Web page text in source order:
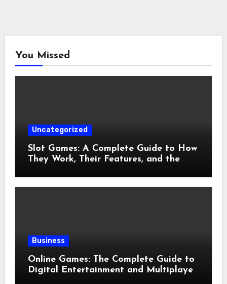
You Missed
Uncategorized
Slot Games: A Complete Guide to How
They Work, Their Features, and the
Business
Online Games: The Complete Guide to
Digital Entertainment and Multiplayer